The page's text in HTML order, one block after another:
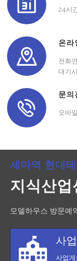
24시
온라
전화
대기
문의
모바
세마역 현대
지식산업
모델하우스 방문예
사
사업개